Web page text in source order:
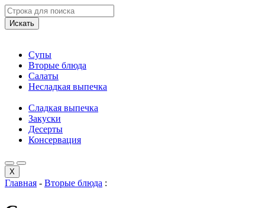
Искать
Супы
Вторые блюда
Салаты
Несладкая выпечка
Сладкая выпечка
Закуски
Десерты
Консервация
X
Главная - Вторые блюда :